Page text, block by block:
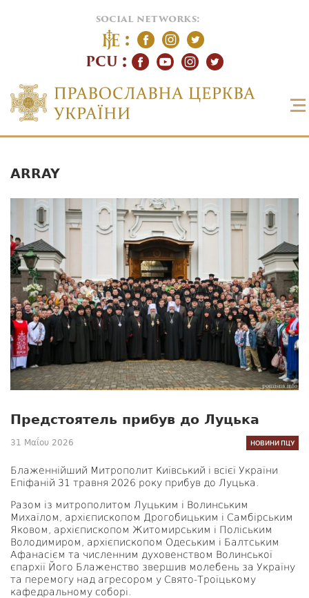
social networks:
PCU
ARRAY
Предстоятель прибув до Луцька
31 Μαΐου 2026 НОВИНИ ПЦУ
Блаженнійший Митрополит Київський і всієї України
Епіфаній 31 травня 2026 року прибув до Луцька.
Разом із митрополитом Луцьким і Волинським
Михаїлом, архієпископом Дрогобицьким і Самбірським
Яковом, архієпископом Житомирським і Поліським
Володимиром, архієпископом Одеським і Балтським
Афанасієм та численним духовенством Волинської
єпархії Його Блаженство звершив молебень за Україну
та перемогу над агресором у Свято-Троїцькому
кафедральному соборі.